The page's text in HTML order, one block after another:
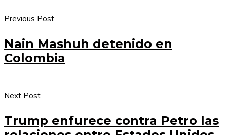
Previous Post
Nain Mashuh detenido en
Colombia
Next Post
Trump enfurece contra Petro las